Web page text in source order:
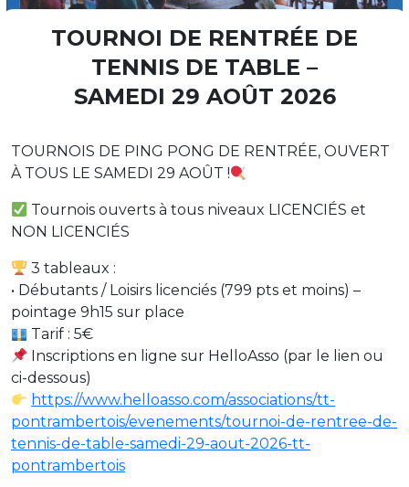
TOURNOI DE RENTRÉE DE
TENNIS DE TABLE –
SAMEDI 29 AOÛT 2026
TOURNOIS DE PING PONG DE RENTRÉE, OUVERT
À TOUS LE SAMEDI 29 AOÛT !
Tournois ouverts à tous niveaux LICENCIÉS et
NON LICENCIÉS
3 tableaux :
• Débutants / Loisirs licenciés (799 pts et moins) –
pointage 9h15 sur place
Tarif : 5€
Inscriptions en ligne sur HelloAsso (par le lien ou
ci-dessous)
https://www.helloasso.com/associations/tt-
pontrambertois/evenements/tournoi-de-rentree-de-
tennis-de-table-samedi-29-aout-2026-tt-
pontrambertois